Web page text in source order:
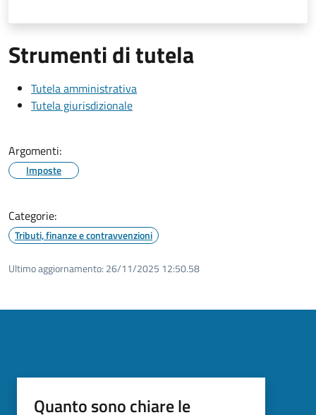
Strumenti di tutela
Tutela amministrativa
Tutela giurisdizionale
Argomenti:
Imposte
Categorie:
Tributi, finanze e contravvenzioni
Ultimo aggiornamento: 26/11/2025 12:50.58
Quanto sono chiare le